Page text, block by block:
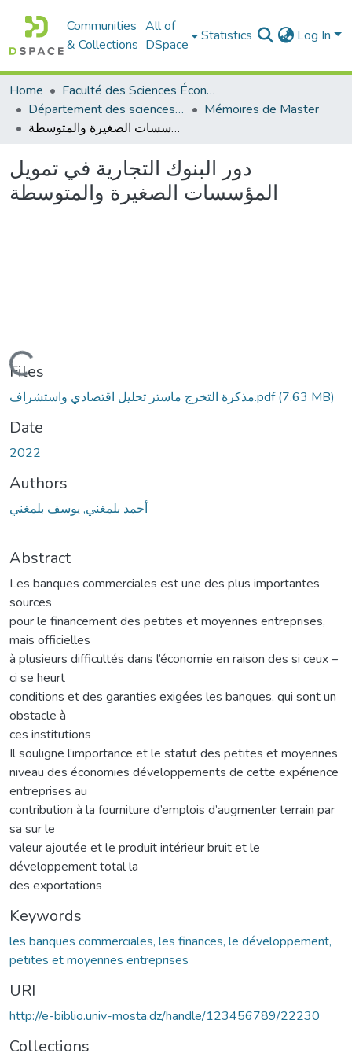
Communities
& Collections
All of
DSpace
Statistics Log In
Home
Faculté des Sciences Économiques Commerciales et des Sciences de Gestion
Département des sciences économiques
Mémoires de Master
دور البنوك التجارية في تمويل المؤسسات الصغيرة والمتوسطة
دور البنوك التجارية في تمويل
المؤسسات الصغيرة والمتوسطة
Loading...
Files
مذكرة التخرج ماستر تحليل اقتصادي واستشراف.pdf(7.63 MB)
Date
2022
Authors
أحمد بلمغني, يوسف بلمغني
Abstract
Les banques commerciales est une des plus importantes
sources
pour le financement des petites et moyennes entreprises,
mais officielles
à plusieurs difficultés dans l’économie en raison des si ceux –
ci se heurt
conditions et des garanties exigées les banques, qui sont un
obstacle à
ces institutions
Il souligne l’importance et le statut des petites et moyennes
niveau des économies développements de cette expérience
entreprises au
contribution à la fourniture d’emplois d’augmenter terrain par
sa sur le
valeur ajoutée et le produit intérieur bruit et le
développement total la
des exportations
Keywords
les banques commerciales, les finances, le développement,
petites et moyennes entreprises
URI
http://e-biblio.univ-mosta.dz/handle/123456789/22230
Collections